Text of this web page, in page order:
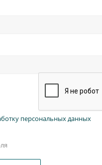
персональных данных